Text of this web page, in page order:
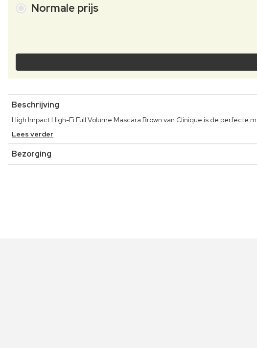
Normale prijs
Beschrijving
High Impact High-Fi Full Volume Mascara Brown van Clinique is de
Lees verder
Bezorging